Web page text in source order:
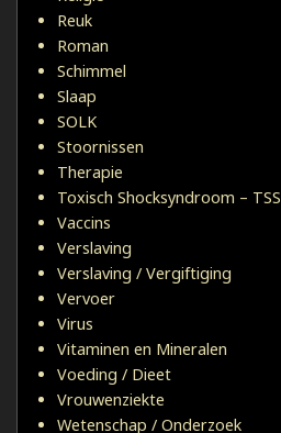
Reuk
Roman
Schimmel
Slaap
SOLK
Stoornissen
Therapie
Toxisch Shocksyndroom – TSS
Vaccins
Verslaving
Verslaving / Vergiftiging
Vervoer
Virus
Vitaminen en Mineralen
Voeding / Dieet
Vrouwenziekte
Wetenschap / Onderzoek